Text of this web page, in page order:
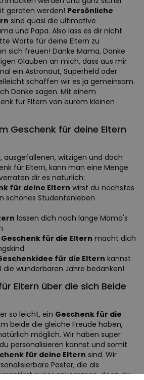
geraten werden! Persönliche
sind quasi die ultimative
und Papa. Also lass es dir nicht
Worte für deine Eltern zu
sich freuen! Danke Mama, Danke
Glauben an mich, dass aus mir
ein Astronaut, Superheld oder
schaffen wir es ja gemeinsam.
Danke sagen. Mit einem
für Eltern von eurem kleinen
Geschenk für deine Eltern
witzigen und doch
für Eltern, kann man eine Menge
dir es natürlich:
für deine Eltern wirst du nächstes
schönes Studentenleben
lassen dich noch lange Mama's
für die Eltern macht dich
für die Eltern kannst
wunderbaren Jahre bedanken!
Eltern über die sich Beide
so leicht, ein Geschenk für die
beide die gleiche Freude haben,
möglich. Wir haben super
personalisieren kannst und somit
für deine Eltern sind. Wir
Poster, die als
super ankommen, denn du